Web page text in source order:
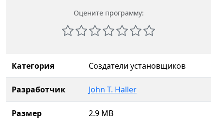
Оцените программу:
Категория Создатели установщиков
Разработчик John T. Haller
Размер 2.9 MB